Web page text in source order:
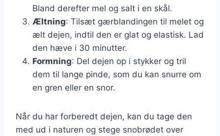
Bland derefter mel og salt i en skål.
Æltning: Tilsæt gærblandingen til melet og
ælt dejen, indtil den er glat og elastisk. Lad
den hæve i 30 minutter.
Formning: Del dejen op i stykker og tril
dem til lange pinde, som du kan snurre om
en gren eller en snor.
Når du har forberedt dejen, kan du tage den
med ud i naturen og stege snobrødet over